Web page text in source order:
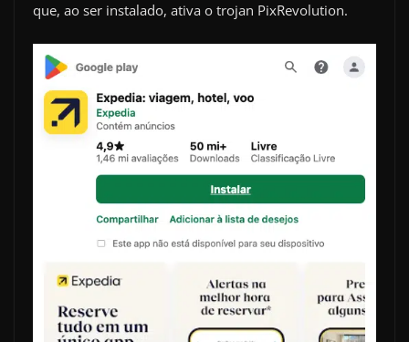
que, ao ser instalado, ativa o trojan PixRevolution.